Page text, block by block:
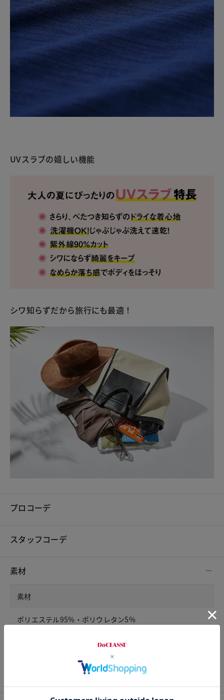
UVスラブの嬉しい機能
シワ知らずだから旅行にも最適！
プロコーデ
スタッフコーデ
素材
素材
ポリエステル95%・ポリウレタン5%